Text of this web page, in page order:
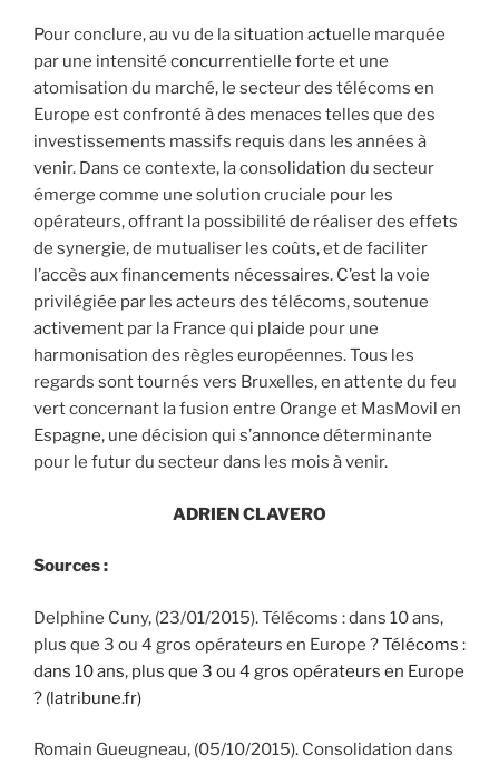
Pour conclure, au vu de la situation actuelle marquée
par une intensité concurrentielle forte et une
atomisation du marché, le secteur des télécoms en
Europe est confronté à des menaces telles que des
investissements massifs requis dans les années à
venir. Dans ce contexte, la consolidation du secteur
émerge comme une solution cruciale pour les
opérateurs, offrant la possibilité de réaliser des effets
de synergie, de mutualiser les coûts, et de faciliter
l’accès aux financements nécessaires. C’est la voie
privilégiée par les acteurs des télécoms, soutenue
activement par la France qui plaide pour une
harmonisation des règles européennes. Tous les
regards sont tournés vers Bruxelles, en attente du feu
vert concernant la fusion entre Orange et MasMovil en
Espagne, une décision qui s’annonce déterminante
pour le futur du secteur dans les mois à venir.
ADRIEN CLAVERO
Sources :
Delphine Cuny, (23/01/2015). Télécoms : dans 10 ans,
plus que 3 ou 4 gros opérateurs en Europe ?Télécoms :
dans 10 ans, plus que 3 ou 4 gros opérateurs en Europe
? (latribune.fr)
Romain Gueugneau, (05/10/2015). Consolidation dans